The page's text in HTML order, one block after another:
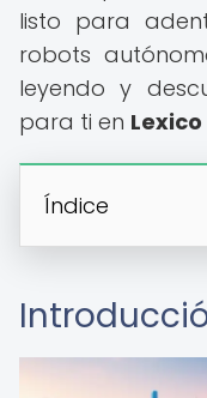
listo para
robots
leyendo y
para ti en
Índice